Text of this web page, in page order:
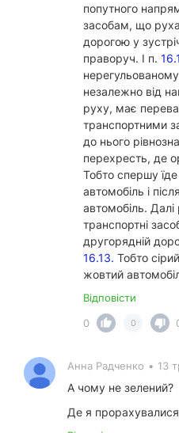
попутного
засобам, що
дорогою у
праворуч. І п.
незалежно від
руху, має
транспортними
до нього
перехресть, де
Тобто спершу
автомобіль і
автомобіль.
транспортні
другорядній
16.13. Тобто
жовтий
Відповісти
0
0
Анна Радченко • 13
А чому не зелений?
Де я прорахувалися